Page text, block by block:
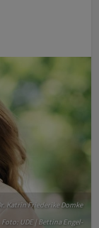
Katrin Friederike Domke
Foto: UDE | Bettina Engel-